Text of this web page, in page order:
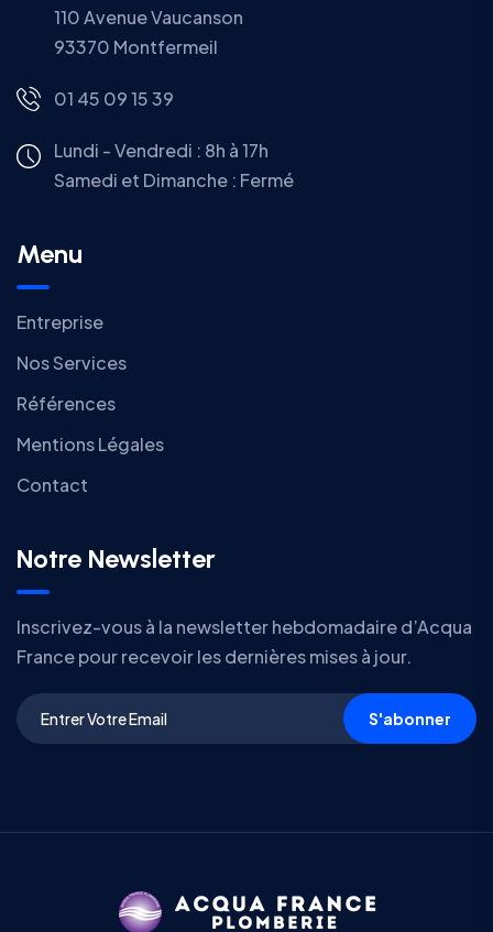
110 Avenue Vaucanson
93370 Montfermeil
01 45 09 15 39
Lundi - Vendredi : 8h à 17h
Samedi et Dimanche : Fermé
Menu
Entreprise
Nos Services
Références
Mentions Légales
Contact
Notre Newsletter
Inscrivez-vous à la newsletter hebdomadaire d’Acqua
France pour recevoir les dernières mises à jour.
S'abonner